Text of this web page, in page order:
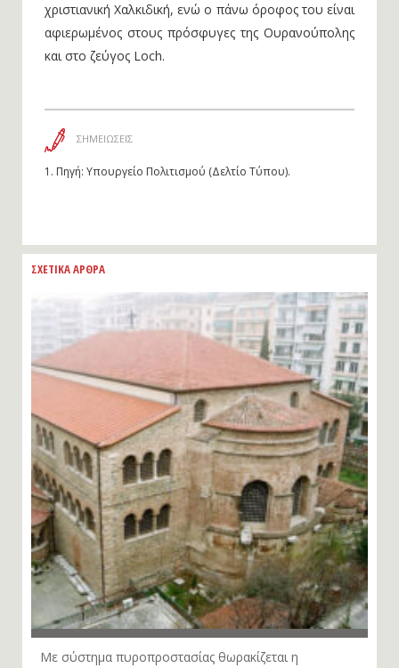
χριστιανική Χαλκιδική, ενώ ο πάνω όροφος του είναι
αφιερωμένος στους πρόσφυγες της Ουρανούπολης
και στο ζεύγος Loch.
ΣΗΜΕΙΩΣΕΙΣ
1. Πηγή: Υπουργείο Πολιτισμού (Δελτίο Τύπου).
ΣΧΕΤΙΚΑ ΑΡΘΡΑ
Με σύστημα πυροπροστασίας θωρακίζεται η